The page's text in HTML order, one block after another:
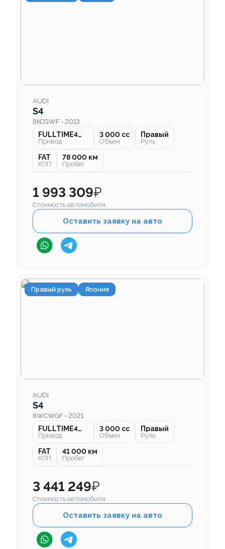
AUDI
S4
8KCGWF • 2013
FULLTIME4WD
Привод
3 000 cc
Объем
Правый
Руль
FAT
КПП
78 000 км
Пробег
1 993 309₽
Стоимость автомобиля
Оставить заявку на авто
Правый руль Япония
AUDI
S4
8WCWGF • 2021
FULLTIME4WD
Привод
3 000 cc
Объем
Правый
Руль
FAT
КПП
41 000 км
Пробег
3 441 249₽
Стоимость автомобиля
Оставить заявку на авто